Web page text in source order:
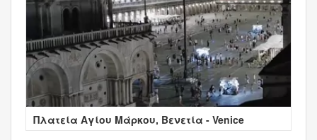
Πλατεία Αγίου Μάρκου, Βενετία - Venice